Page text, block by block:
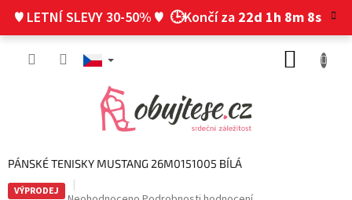
obsah
♥ LETNÍ SLEVY 30-50% ♥ 🕒Končí za 22d 1h 8m 7s
PÁNSKÉ TENISKY MUSTANG 26M0151005 BÍLÁ
VÝPRODEJ